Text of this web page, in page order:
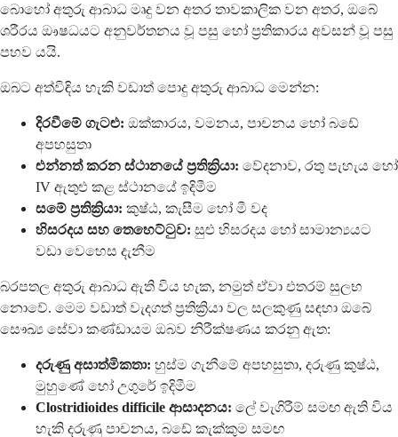
බොහෝ අතුරු ආබාධ මෘදු වන අතර තාවකාලික වන අතර, ඔබේ
ශරීරය ඖෂධයට අනුවර්තනය වූ පසු හෝ ප්‍රතිකාරය අවසන් වූ පසු
පහව යයි.
ඔබට අත්විඳිය හැකි වඩාත් පොදු අතුරු ආබාධ මෙන්න:
දිරවීමේ ගැටළු: ඔක්කාරය, වමනය, පාචනය හෝ බඩේ
අපහසුතා
එන්නත් කරන ස්ථානයේ ප්‍රතික්‍රියා: වේදනාව, රතු පැහැය හෝ
IV ඇතුළු කළ ස්ථානයේ ඉදිමීම
සමේ ප්‍රතික්‍රියා: කුෂ්ඨ, කැසීම හෝ මී වද
හිසරදය සහ තෙහෙට්ටුව: සුළු හිසරදය හෝ සාමාන්‍යයට
වඩා වෙහෙස දැනීම
බරපතල අතුරු ආබාධ ඇති විය හැක, නමුත් ඒවා එතරම් සුලභ
නොවේ. මෙම වඩාත් වැදගත් ප්‍රතික්‍රියා වල සලකුණු සඳහා ඔබේ
සෞඛ්‍ය සේවා කණ්ඩායම ඔබව නිරීක්ෂණය කරනු ඇත:
දරුණු අසාත්මිකතා: හුස්ම ගැනීමේ අපහසුතා, දරුණු කුෂ්ඨ,
මුහුණේ හෝ උගුරේ ඉදිමීම
Clostridioides difficile ආසාදනය: ලේ වැගිරීම් සමඟ ඇති විය
හැකි දරුණු පාචනය, බඩේ කැක්කුම සමඟ